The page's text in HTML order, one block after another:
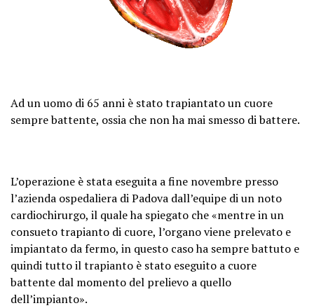
Ad un uomo di 65 anni è stato trapiantato un cuore
sempre battente, ossia che non ha mai smesso di battere.
L’operazione è stata eseguita a fine novembre presso
l’azienda ospedaliera di Padova dall’equipe di un noto
cardiochirurgo, il quale ha spiegato che «mentre in un
consueto trapianto di cuore, l’organo viene prelevato e
impiantato da fermo, in questo caso ha sempre battuto e
quindi tutto il trapianto è stato eseguito a cuore
battente dal momento del prelievo a quello
dell’impianto».